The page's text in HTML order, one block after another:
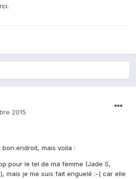
2015
endroit, mais voila :
pour le tel de ma femme (Jade S,
mais je me suis fait enguelé :-( car elle